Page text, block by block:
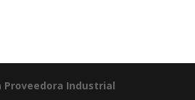
Proveedora Industrial